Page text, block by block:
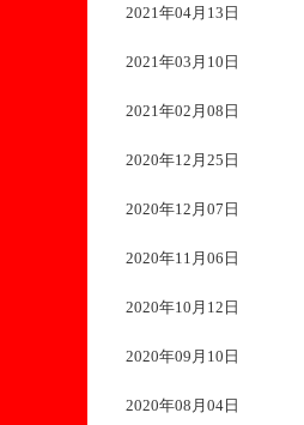
2021年04月13日
2021年03月10日
2021年02月08日
2020年12月25日
2020年12月07日
2020年11月06日
2020年10月12日
2020年09月10日
2020年08月04日